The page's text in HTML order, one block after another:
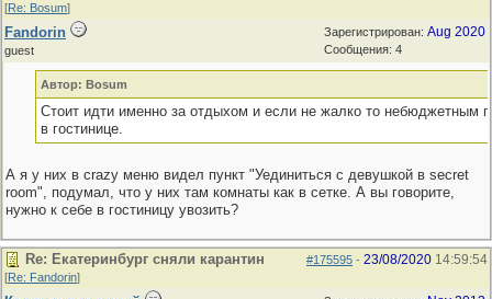
[Re: Bosum]
Зарегистрирован: Aug 2020
Сообщения: 4
Fandorin
guest
Автор: Bosum
Стоит идти именно за отдыхом и если не жалко то небюджетным
в гостинице.
А я у них в crazy меню видел пункт "Уединиться с девушкой в secret
room", подумал, что у них там комнаты как в сетке. А вы говорите,
нужно к себе в гостиницу увозить?
#175595 - 23/08/2020 14:59:54
Re: Екатеринбург сняли карантин
[Re: Fandorin]